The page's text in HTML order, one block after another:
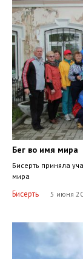
Бег во имя мира
Бисерть приняла
мира
Бисерть 5 июня